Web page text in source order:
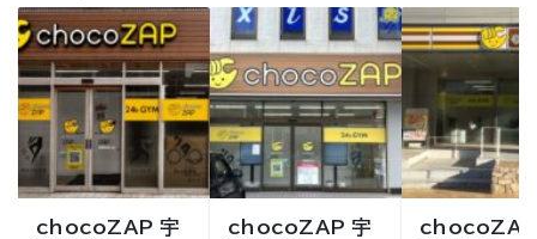
chocoZAP 宇
chocoZAP 宇
chocoZAP